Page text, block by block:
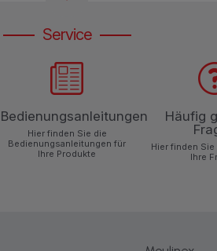
Service
Bedienungsanleitungen
Hier finden Sie die
Bedienungsanleitungen für
Ihre Produkte
Häufig
Hier finden
Ihre